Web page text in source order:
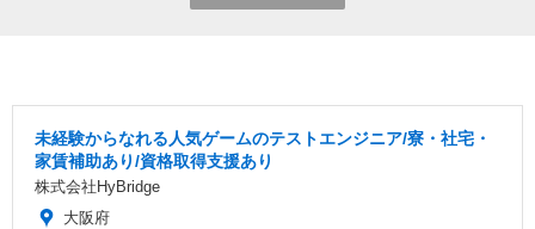
未経験からなれる人気ゲームのテストエンジニア/寮・社宅・
家賃補助あり/資格取得支援あり
株式会社HyBridge
大阪府